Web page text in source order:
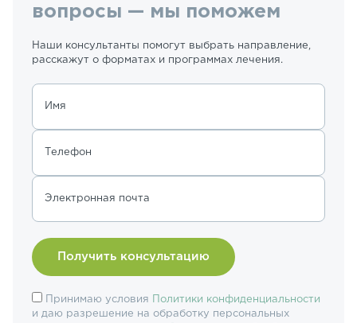
вопросы — мы поможем
Наши консультанты помогут выбрать направление,
расскажут о форматах и программах лечения.
Имя
Телефон
Электронная почта
Принимаю условия
Политики конфиденциальности
и даю разрешение на обработку персональных